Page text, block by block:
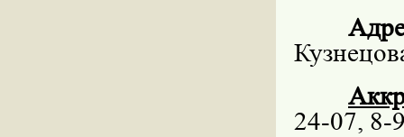
24-07, 8-